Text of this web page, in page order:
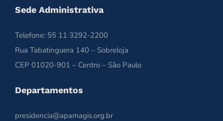
Sede Administrativa
Telefone: 55 11 3292-2200
Rua Tabatinguera 140 – Sobreloja
CEP 01020-901 – Centro – São Paulo
Departamentos
presidencia@apamagis.org.br